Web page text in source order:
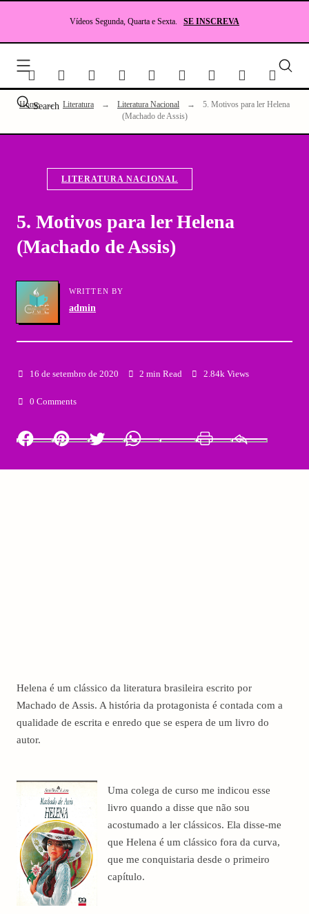
Vídeos Segunda, Quarta e Sexta. SE INSCREVA
Search
Home → Literatura → Literatura Nacional →
5. Motivos para ler Helena
(Machado de Assis)
LITERATURA NACIONAL
5. Motivos para ler Helena
(Machado de Assis)
WRITTEN BY
admin
16 de setembro de 2020 2 min Read 2.84k Views
0 Comments
Facebook Pinterest Twitter
Helena é um clássico da literatura brasileira escrito por
Machado de Assis. A história da protagonista é contada com a
qualidade de escrita e enredo que se espera de um livro do
autor.
Uma colega de curso me indicou esse
livro quando a disse que não sou
acostumado a ler clássicos. Ela disse-me
que Helena é um clássico fora da curva,
que me conquistaria desde o primeiro
capítulo.